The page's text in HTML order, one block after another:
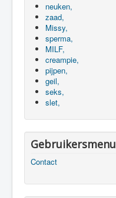
neuken,
zaad,
Missy,
sperma,
MILF,
creampie,
pijpen,
geil,
seks,
slet,
Gebruikersmenu
Contact